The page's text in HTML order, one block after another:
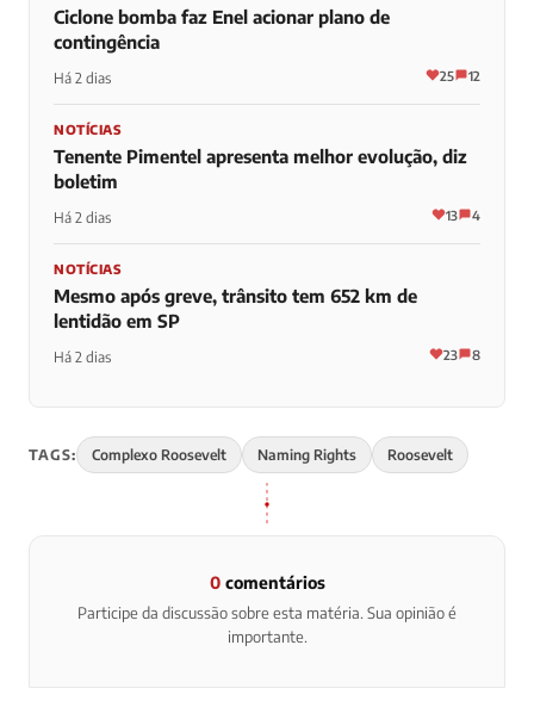
Ciclone bomba faz Enel acionar plano de
contingência
Há 2 dias 25 12
NOTÍCIAS
Tenente Pimentel apresenta melhor evolução, diz
boletim
Há 2 dias 13 4
NOTÍCIAS
Mesmo após greve, trânsito tem 652 km de
lentidão em SP
Há 2 dias 23 8
TAGS: Complexo Roosevelt Naming Rights Roosevelt
0comentários
Participe da discussão sobre esta matéria. Sua opinião é
importante.